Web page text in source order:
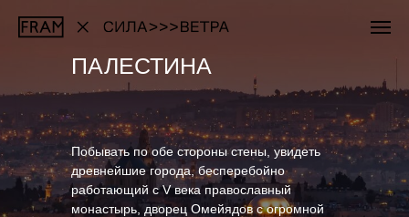
ПАЛЕСТИНА
Побывать по обе стороны стены, увидеть
древнейшие города, бесперебойно
работающий с V века православный
монастырь, дворец Омейядов с огромной